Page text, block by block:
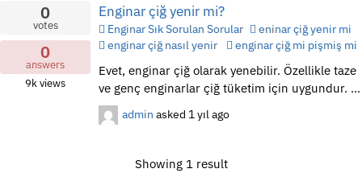
0
votes
0
answers
9kviews
Enginar çiğ yenir mi?
Enginar Sık Sorulan Sorular
eninar çiğ yenir mi
enginar çiğ nasıl yenir
enginar çiğ mi pişmiş mi
Evet, enginar çiğ olarak yenebilir. Özellikle taze
ve genç enginarlar çiğ tüketim için uygundur. ...
admin asked 1 yıl ago
Showing 1 result